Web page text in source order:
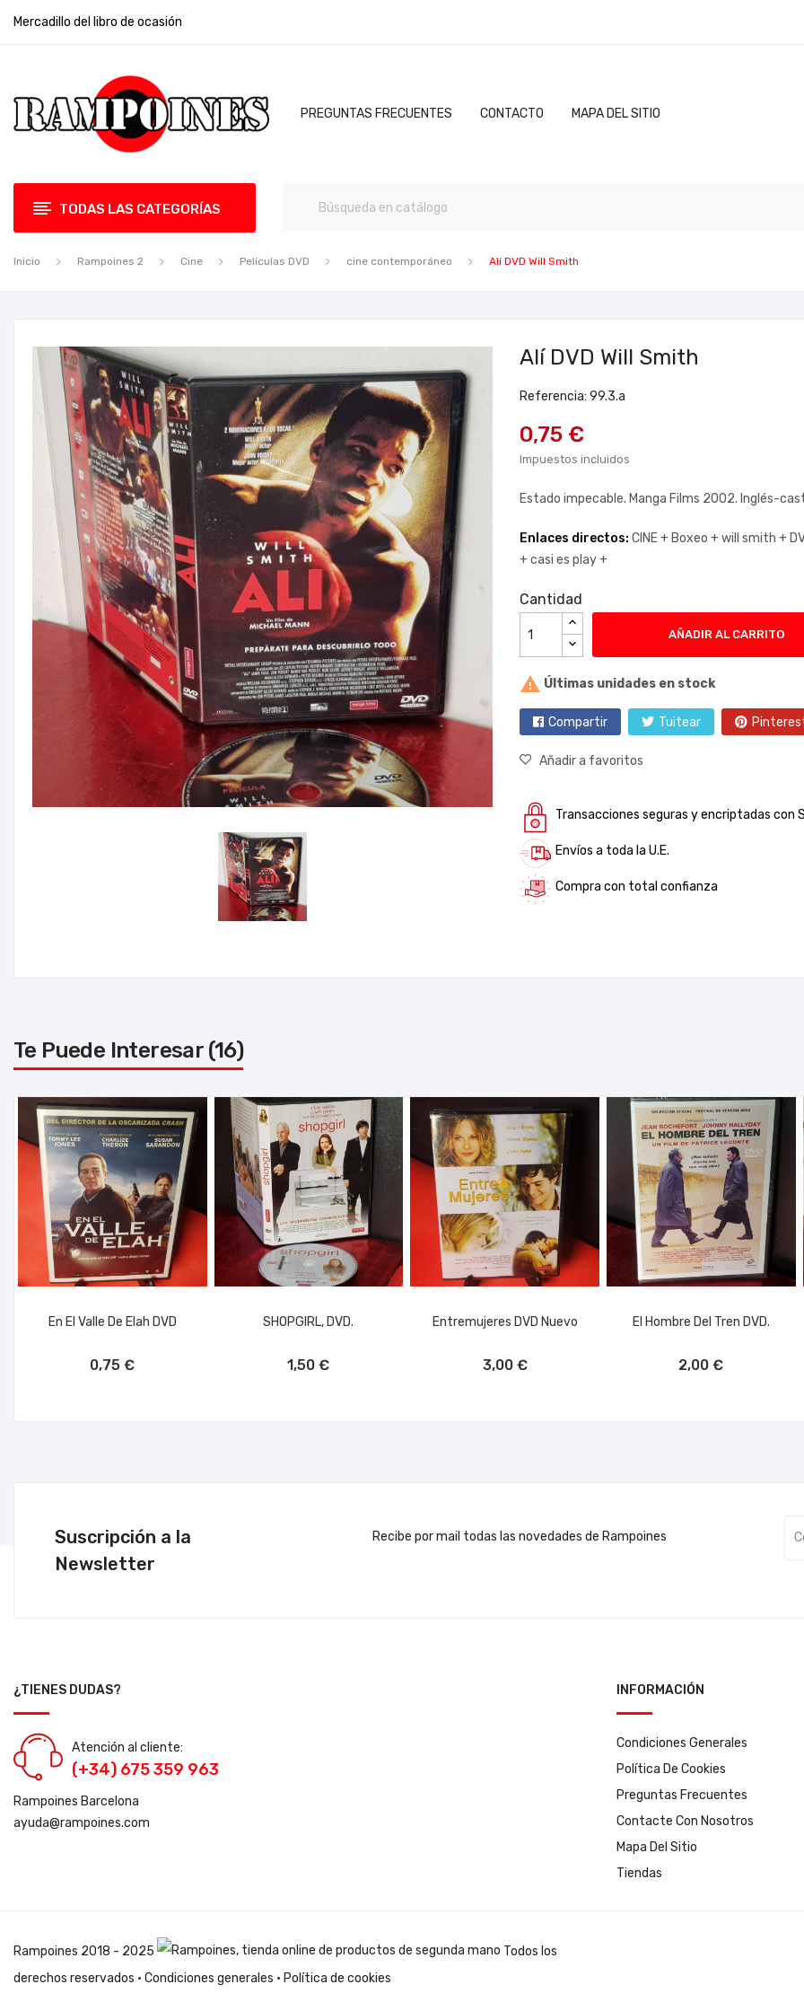
Mercadillo del libro de ocasión
PREGUNTAS FRECUENTES CONTACTO MAPA DEL SITIO
TODAS LAS CATEGORÍAS
Inicio Rampoines 2 Cine Películas DVD cine contemporáneo Alí DVD Will Smith
Alí DVD Will Smith
Referencia: 99.3.a
0,75 €
Impuestos incluidos
Estado impecable. Manga Films 2002. Inglés-
Enlaces directos: CINE + Boxeo +will smith +
+casi es play +
Cantidad
AÑADIR AL CARRITO
 Últimas unidades en stock
Compartir Tuitear
Añadir a favoritos
Transacciones seguras y encriptadas con
Envíos a toda la U.E.
Compra con total confianza
Te Puede Interesar (16)
En El Valle De Elah DVD
0,75 €
SHOPGIRL, DVD.
1,50 €
Entremujeres DVD Nuevo
3,00 €
El Hombre Del Tren DVD.
2,00 €
Suscripción a la
Newsletter
Recibe por mail todas las novedades de Rampoines
¿TIENES DUDAS?
Atención al cliente:
(+34) 675 359 963
Rampoines Barcelona
ayuda@rampoines.com
INFORMACIÓN
Condiciones Generales
Política De Cookies
Preguntas Frecuentes
Contacte Con Nosotros
Mapa Del Sitio
Tiendas
Rampoines 2018 - 2025
Todos los
derechos reservados · Condiciones generales · Política de cookies